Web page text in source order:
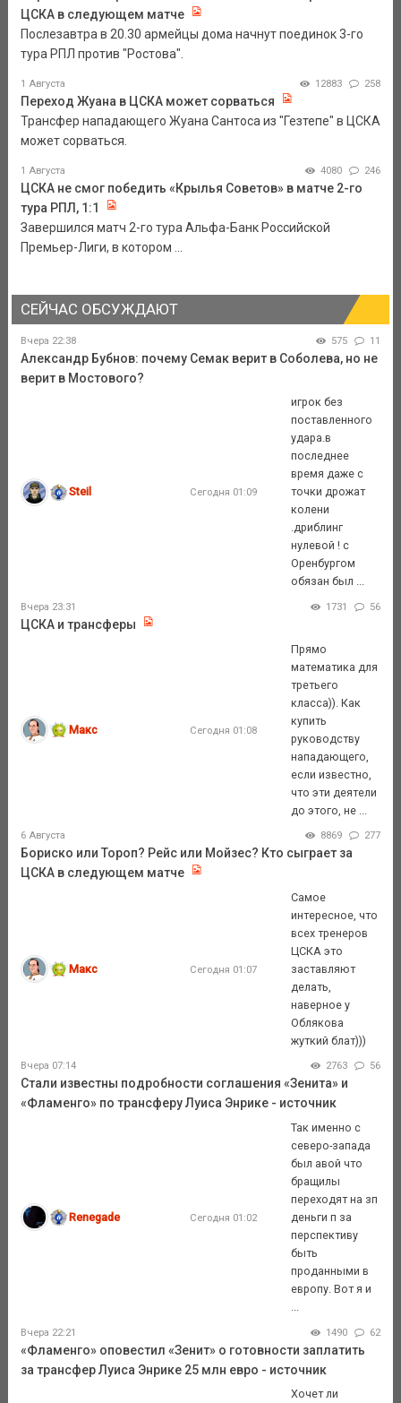
ЦСКА в следующем матче
Послезавтра в 20.30 армейцы дома начнут поединок 3-го
тура РПЛ против "Ростова".
1 Августа 12883 258
Переход Жуана в ЦСКА может сорваться
Трансфер нападающего Жуана Сантоса из "Гезтепе" в ЦСКА
может сорваться.
1 Августа 4080 246
ЦСКА не смог победить «Крылья Советов» в матче 2-го
тура РПЛ, 1:1
Завершился матч 2-го тура Альфа-Банк Российской
Премьер-Лиги, в котором ...
СЕЙЧАС ОБСУЖДАЮТ
Вчера 22:38 575 11
Александр Бубнов: почему Семак верит в Соболева, но не
верит в Мостового?
Steil Сегодня 01:09
игрок без
поставленного
удара.в
последнее
время даже с
точки дрожат
колени
.дриблинг
нулевой ! с
Оренбургом
обязан был ...
Вчера 23:31 1731 56
ЦСКА и трансферы
Макс Сегодня 01:08
Прямо
математика для
третьего
класса)). Как
купить
руководству
нападающего,
если известно,
что эти деятели
до этого, не ...
6 Августа 8869 277
Бориско или Тороп? Рейс или Мойзес? Кто сыграет за
ЦСКА в следующем матче
Макс Сегодня 01:07
Самое
интересное, что
всех тренеров
ЦСКА это
заставляют
делать,
наверное у
Облякова
жуткий блат)))
Вчера 07:14 2763 56
Стали известны подробности соглашения «Зенита» и
«Фламенго» по трансферу Луиса Энрике - источник
Renegade Сегодня 01:02
Так именно с
северо-запада
был авой что
бращилы
переходят на зп
деньги п за
перспективу
быть
проданными в
европу. Вот я и
Вчера 22:21 1490 62
«Фламенго» оповестил «Зенит» о готовности заплатить
за трансфер Луиса Энрике 25 млн евро - источник
Хочет ли